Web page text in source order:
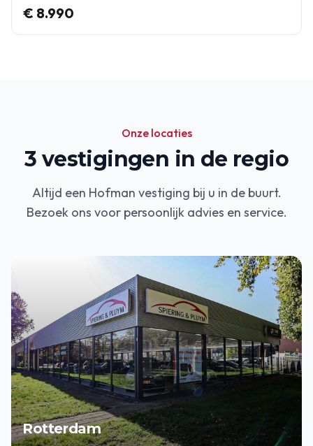
€ 8.990
Onze locaties
3 vestigingen in de regio
Altijd een Hofman vestiging bij u in de buurt.
Bezoek ons voor persoonlijk advies en service.
Rotterdam